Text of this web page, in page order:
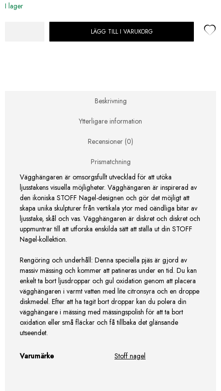
I lager
LÄGG TILL I VARUKORG
Beskrivning
Ytterligare information
Recensioner (0)
Prismatchning
Vägghängaren är omsorgsfullt utvecklad för att utöka
ljusstakens visuella möjligheter. Vägghängaren är inspirerad av
den ikoniska STOFF Nagel-designen och gör det möjligt att
skapa unika skulpturer från vertikala ytor med oändliga bitar av
ljusstake, skål och vas. Vägghängaren är diskret och diskret och
uppmuntrar till att utforska enskilda sätt att ställa ut din STOFF
Nagel-kollektion.
Rengöring och underhåll: Denna speciella pjäs är gjord av
massiv mässing och kommer att patineras under en tid. Du kan
enkelt ta bort ljusdroppar och gul oxidation genom att placera
vägghängaren i varmt vatten med lite citronsyra och en droppe
diskmedel. Efter att ha tagit bort droppar kan du polera din
vägghängare i mässing med mässingspolish för att ta bort
oxidation eller små fläckar och få tillbaka det glänsande
utseendet.
Varumärke Stoff nagel